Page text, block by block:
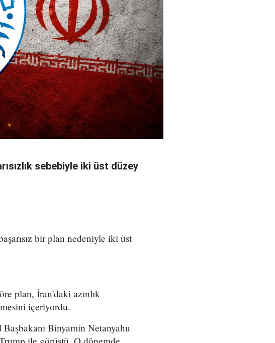
sebebiyle iki üst düzey
bir plan nedeniyle iki üst
plan, İran'daki azınlık
içeriyordu.
Başbakanı Binyamin Netanyahu
ile görüştü. O dönemde